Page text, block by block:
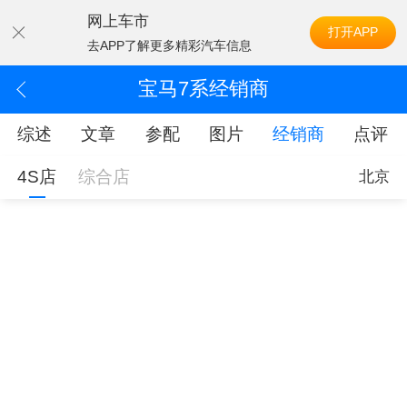
网上车市
去APP了解更多精彩汽车信息
打开APP
宝马7系经销商
综述 文章 参配 图片 经销商 点评
4S店 综合店 北京